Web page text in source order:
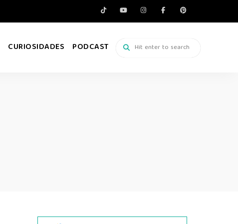
CURIOSIDADES PODCAST